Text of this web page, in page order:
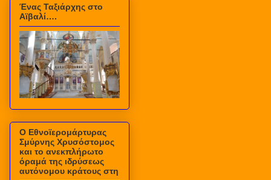
Ένας Ταξιάρχης στο
Αϊβαλί….
Ο Εθνοϊερομάρτυρας
Σμύρνης Χρυσόστομος
και το ανεκπλήρωτο
όραμά της ιδρύσεως
αυτόνομου κράτους στη